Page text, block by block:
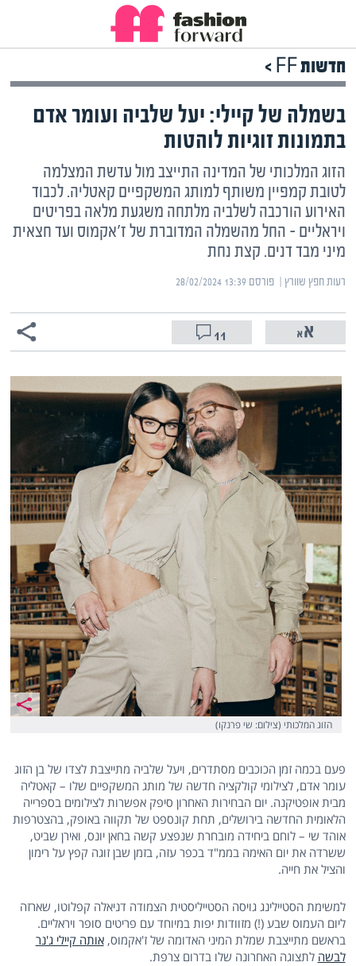
חדשות FF >
בשמלה של קיילי: יעל שלביה ועומר אדם
בתמונות זוגיות לוהטות
הזוג המלכותי של המדינה התייצב מול עדשת המצלמה
לטובת קמפיין משותף למותג המשקפיים קאטליה. לכבוד
האירוע הורכבה לשלביה מלתחה משגעת מלאה בפריטים
ויראליים – החל מהשמלה המדוברת של ז'אקמוס ועד חצאית
מיני מבד דנים. קצת נחת
רעות חפץ שוורץ | ‏פורסם ‎28/02/2024 13:39
11
הזוג המלכותי (צילום: שי פרנקו)
פעם בכמה זמן הכוכבים מסתדרים, ויעל שלביה מתייצבת לצדו של בן הזוג
עומר אדם, לצילומי קולקציה חדשה של מותג המשקפיים שלו – קאטליה
מבית אופטיקנה. יום הבחירות האחרון סיפק אפשרות לצילומים בספרייה
הלאומית החדשה בירושלים, תחת קונספט של תקווה באופק, בהצטרפות
אוהד שי – לוחם ביחידה מובחרת שנפצע קשה בחאן יונס, ואירן שביט,
ששרדה את יום האימה בממ"ד בכפר עזה, בזמן שבן זוגה קפץ על רימון
והציל את חייה.
למשימת הסטיילינג גויסה הסטייליסטית הצמודה דניאלה קפלוטו, שארזה
ליום העמוס שבע (!) מזוודות יפות במיוחד עם פריטים סופר ויראליים.
בראשם מתייצבת שמלת המיני האדומה של ז'אקמוס,אותה קיילי ג'נר
לבשה לתצוגה האחרונה שלו בדרום צרפת.